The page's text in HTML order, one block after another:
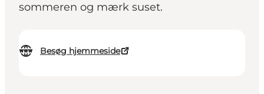
sommeren og mærk suset.
Besøg hjemmeside